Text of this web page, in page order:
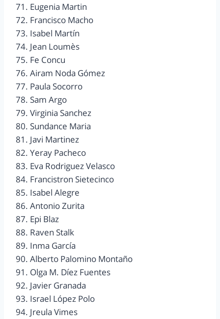
71. Eugenia Martin
72. Francisco Macho
73. Isabel Martín
74. Jean Loumès
75. Fe Concu
76. Airam Noda Gómez
77. Paula Socorro
78. Sam Argo
79. Virginia Sanchez
80. Sundance Maria
81. Javi Martinez
82. Yeray Pacheco
83. Eva Rodriguez Velasco
84. Francistron Sietecinco
85. Isabel Alegre
86. Antonio Zurita
87. Epi Blaz
88. Raven Stalk
89. Inma García
90. Alberto Palomino Montaño
91. Olga M. Díez Fuentes
92. Javier Granada
93. Israel López Polo
94. Jreula Vimes